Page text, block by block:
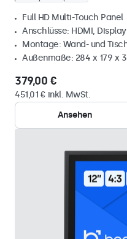
Full HD Multi-Touch Panel
Anschlüsse: HDMI,
Montage: Wand- und
Außenmaße: 284 x 179 x
379,00 €
451,01 € inkl. MwSt.
Ansehen